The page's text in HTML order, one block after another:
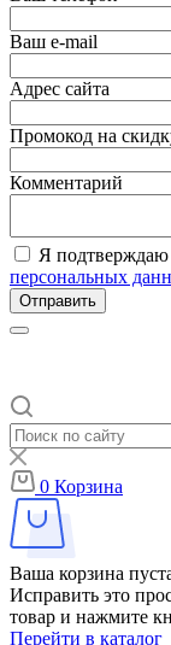
Ваш e-mail
Адрес сайта
Промокод на
Комментарий
Я подтверждаю
персональных
Отправить
0 Корзина
Ваша корзина
Исправить это
товар и нажмите
Перейти в каталог